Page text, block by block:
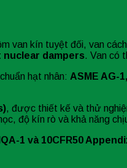
van kín tuyệt đối, van
nuclear dampers. Van có
hạt nhân: ASME AG-
, được thiết kế và thử
độ kín rò và khả năng
1 và 10CFR50